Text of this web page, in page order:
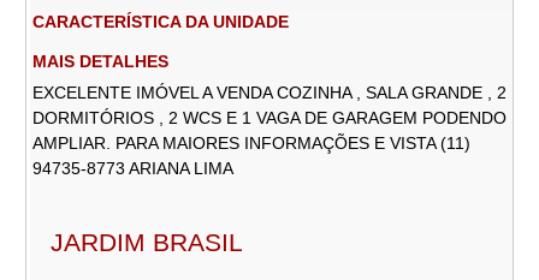
CARACTERÍSTICA DA UNIDADE
MAIS DETALHES
EXCELENTE IMÓVEL A VENDA COZINHA , SALA GRANDE , 2
DORMITÓRIOS , 2 WCS E 1 VAGA DE GARAGEM PODENDO
AMPLIAR. PARA MAIORES INFORMAÇÕES E VISTA (11)
94735-8773 ARIANA LIMA
JARDIM BRASIL